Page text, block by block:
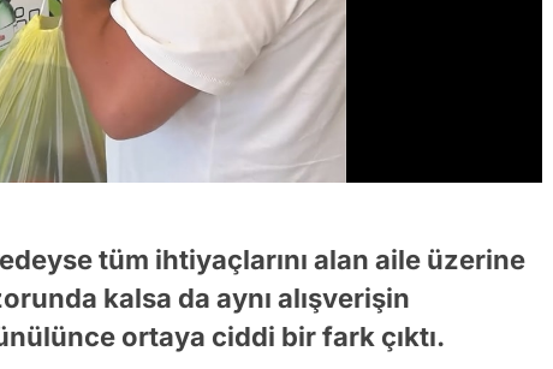
tüm ihtiyaçlarını alan aile üzerine
kalsa da aynı alışverişin
ortaya ciddi bir fark çıktı.